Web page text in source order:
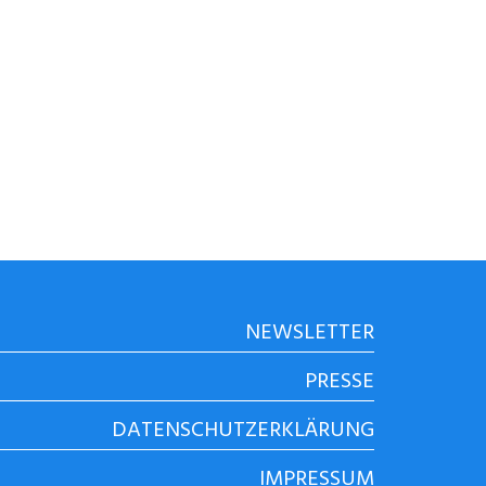
NEWSLETTER
PRESSE
DATENSCHUTZERKLÄRUNG
IMPRESSUM